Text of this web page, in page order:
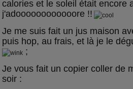
calories et le soleil était encore
j'adoooooooooooore !!
Je me suis fait un jus maison
puis hop, au frais, et là je le
;
Je vous fait un copier coller de
soir :